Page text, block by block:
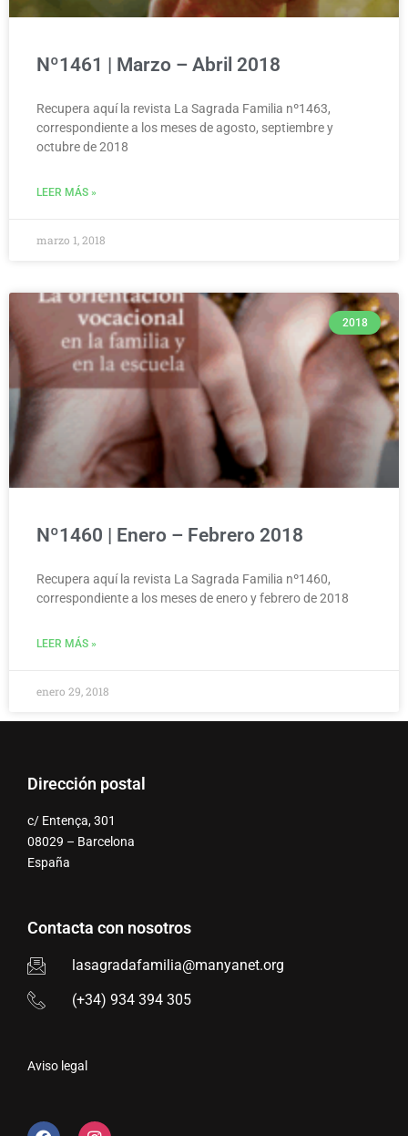
Nº1461 | Marzo – Abril 2018
Recupera aquí la revista La Sagrada Familia nº1463,
correspondiente a los meses de agosto, septiembre y
octubre de 2018
LEER MÁS »
marzo 1, 2018
2018
Nº1460 | Enero – Febrero 2018
Recupera aquí la revista La Sagrada Familia nº1460,
correspondiente a los meses de enero y febrero de 2018
LEER MÁS »
enero 29, 2018
Dirección postal
c/ Entença, 301
08029 – Barcelona
España
Contacta con nosotros
lasagradafamilia@manyanet.org
(+34) 934 394 305
Aviso legal